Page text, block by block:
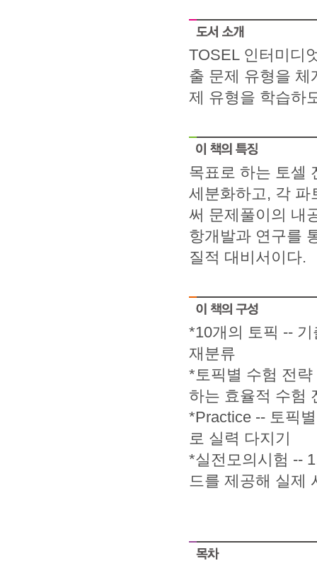
TOSEL 인터미디
출 문제 유형을 체
제 유형을 학습하
목표로 하는 토셀
세분화하고, 각 파
써 문제풀이의 내
항개발과 연구를
질적 대비서이다.
*10개의 토픽 --
재분류
*토픽별 수험 전
하는 효율적 수험
*Practice -- 토픽
로 실력 다지기
*실전모의시험 --
드를 제공해 실제